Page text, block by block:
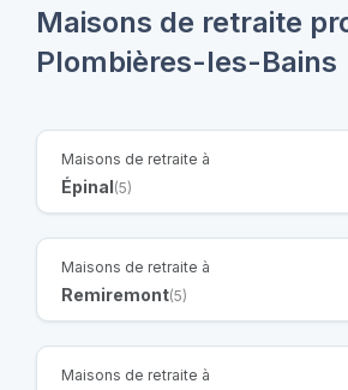
Maisons de retraite
Plombières-les-Bains
Maisons de retraite à
Épinal(5)
Maisons de retraite à
Remiremont(5)
Maisons de retraite à